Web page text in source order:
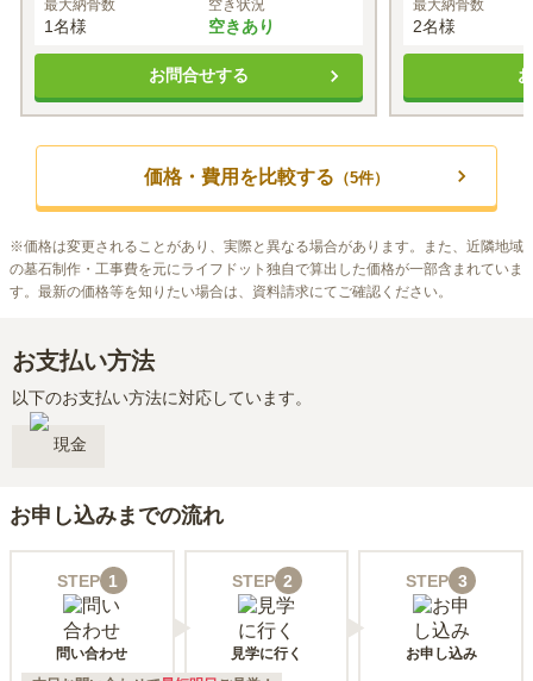
最大納骨数
1名様
空き状況
空きあり
お問合せする
最大納骨数
2名様
価格・費用を比較する （5件）
※価格は変更されることがあり、実際と異なる場合があります。また、近隣地域
の墓石制作・工事費を元にライフドット独自で算出した価格が一部含まれていま
す。最新の価格等を知りたい場合は、資料請求にてご確認ください。
お支払い方法
以下のお支払い方法に対応しています。
現金
お申し込みまでの流れ
STEP 1
問い合わせ
STEP 2
見学に行く
STEP 3
お申し込み